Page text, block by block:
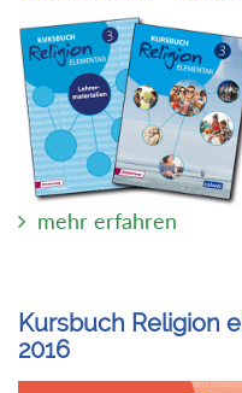
mehr erfahren
Kursbuch Religion
2016